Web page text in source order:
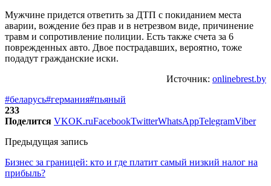
Мужчине придется ответить за ДТП с покиданием места
аварии, вождение без прав и в нетрезвом виде, причинение
травм и сопротивление полиции. Есть также счета за 6
поврежденных авто. Двое пострадавших, вероятно, тоже
подадут гражданские иски.
Источник: onlinebrest.by
#беларусь#германия#пьяный
233
Поделится VKOK.ruFacebookTwitterWhatsAppTelegramViber
Предыдущая запись
Бизнес за границей: кто и где платит самый низкий налог на
прибыль?